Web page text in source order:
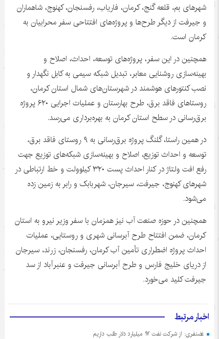
شهرهای بم، قلعه گنج، کرمان، فاریاب، رفسنجان، کهنوج، شاهماران
و جیرفت از دیگر طرح‌ها و پروژه‌های افتتاحی سفر محرابیان به
کرمان است.
همچنین در این سفر، پروژه‌های توسعه، احداث، اصلاح و
بهینه‌سازی روشنایی معابر، تبدیل شبکه سیمی به کابل نگهدار و
نصب کنتورهای هوشمند در شهرستان‌های شمال استان کرمان،
روستاهای فاقد برق، طرح بهارستان و عملیات اجرایی ۶۲۰ پروژه
برق‌رسانی در سطح استان کرمان به بهره‌برداری می‌رسد.
در همین راستا،گلنگ
پروژه برق‌رسانی به ۹ روستای فاقد برق،
توسعه و احداث توزیع، اصلاح و بهینه‌سازی شبکه‌های توزیع جهت
رفع افت ولتاژ در کنار احداث پست ۳۲۰ کیلوولت و خط ارتباطی در
شهرهای کهنوج، جیرفت، سیرجان، شهربابک و رابر به زمین زده
می‌شود.
همچنین در حوزه صنعت آب نیز همزمان با سفر وزیر نیرو به استان
کرمان، ضمن افتتاح طرح آبرسانی شهری و روستایی، عملیات
احداث پروژه اضطراری تأمین آب کرمان، رفسنجان، زرند، سیرجان
از دریای خلیج فارس و طرح آبرسانی جیرفت و عنبرآباد از سد
جیرفت کلید می‌خورد.
اخبار مرتبط
غضنفری: از شرکت نفت ۱۷ میلیارد دلار طلب داریم